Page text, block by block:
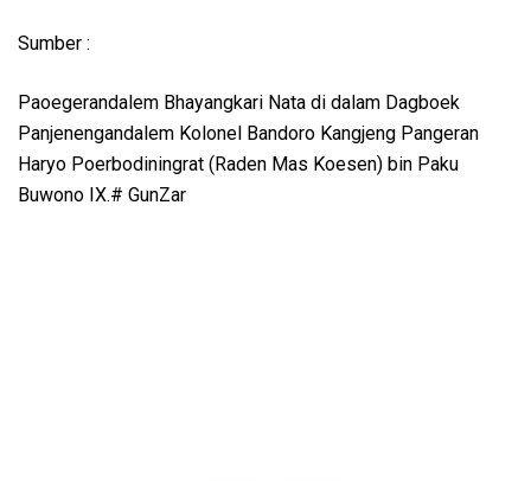
Sumber :
Paoegerandalem Bhayangkari Nata di dalam Dagboek
Panjenengandalem Kolonel Bandoro Kangjeng Pangeran
Haryo Poerbodiningrat (Raden Mas Koesen) bin Paku
Buwono IX.# GunZar